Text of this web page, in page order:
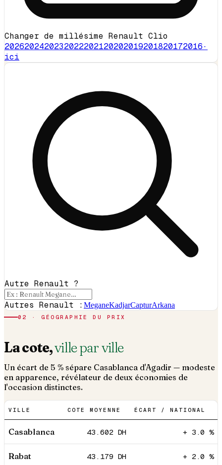
Changer de millésime Renault Clio
2026202420232022202120202019201820172016·
ici
Autre Renault ?
Autres Renault : MeganeKadjarCapturArkana
02 · GÉOGRAPHIE DU PRIX
La cote,ville par ville
Un écart de 5 % sépare Casablanca d'Agadir — modeste
en apparence, révélateur de deux économies de
l'occasion distinctes.
VILLE COTE MOYENNE ÉCART / NATIONAL
Casablanca 43.602 DH + 3.0 %
Rabat 43.179 DH + 2.0 %